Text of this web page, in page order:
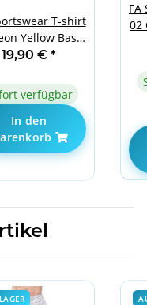
T-shirt
Yellow Basic
S
19,90 € *
verfügbar
In den
FA
02